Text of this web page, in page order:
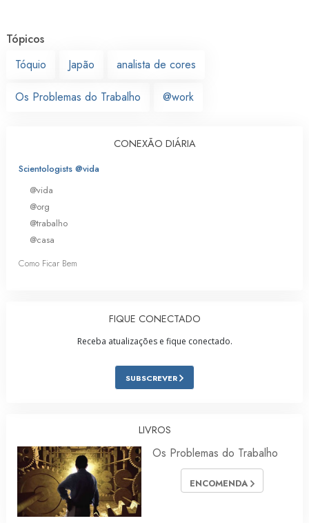
Tópicos
Tóquio
Japão analista de cores
Os Problemas do Trabalho @work
CONEXÃO DIÁRIA
Scientologists @vida
@vida
@org
@trabalho
@casa
Como Ficar Bem
FIQUE CONECTADO
Receba atualizações e fique conectado.
SUBSCREVER
LIVROS
Os Problemas do Trabalho
ENCOMENDA